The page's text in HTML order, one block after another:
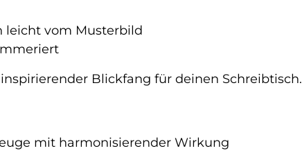
leicht vom Musterbild
Blickfang für deinen Schreibtisch.
mit harmonisierender Wirkung